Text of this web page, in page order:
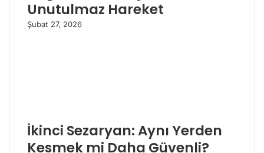
Unutulmaz Hareket
Şubat 27, 2026
İkinci Sezaryan: Aynı Yerden
Kesmek mi Daha Güvenli?